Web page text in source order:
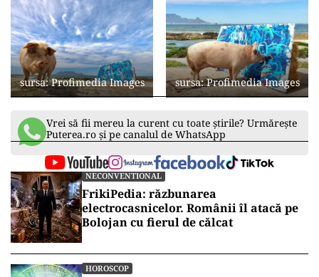
sursa: Profimedia Images sursa: Profimedia Images
Vrei să fii mereu la curent cu toate știrile? Urmărește
Puterea.ro și pe canalul de WhatsApp
NECONVENTIONAL
FrikiPedia: răzbunarea
electrocasnicelor. Românii îl atacă pe
Bolojan cu fierul de călcat
HOROSCOP